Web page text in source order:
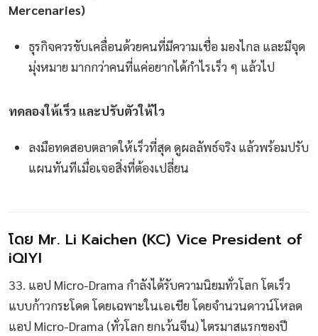
Mercenaries)
ธุรกิจควรขับเคลื่อนด้วยคนที่มีความเชื่อ มองไกล และมีจุด
มุ่งหมาย มากกว่าคนที่แค่อยากได้กำไรเร็ว ๆ แล้วไป
ทดลองให้เร็ว และปรับตัวให้ไว
ลงมือทดสอบตลาดให้เร็วที่สุด ดูผลลัพธ์จริง แล้วพร้อมปรับ
แผนทันทีเมื่อเจอสิ่งที่ต้องเปลี่ยน
โดย Mr. Li Kaichen (KC) Vice President of
iQIYI
33. แอป Micro-Drama กำลังได้รับความนิยมทั่วโลก โตเร็ว
แบบก้าวกระโดด โดยเฉพาะในเอเชีย โดยจำนวนดาวน์โหลด
แอป Micro-Drama (ทั่วโลก ยกเว้นจีน) ไตรมาสแรกของปี